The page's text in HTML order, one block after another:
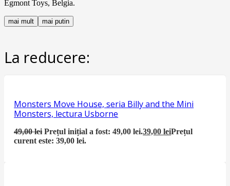
Egmont Toys, Belgia.
mai mult mai putin
La reducere:
Monsters Move House, seria Billy and the Mini
Monsters, lectura Usborne
49,00lei Prețul inițial a fost: 49,00 lei.39,00leiPrețul
curent este: 39,00 lei.